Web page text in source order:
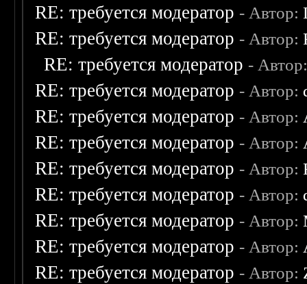
RE: требуется модератор - Автор:
RE: требуется модератор - Автор:
RE: требуется модератор -
RE: требуется модератор - Автор:
RE: требуется модератор - Автор:
RE: требуется модератор - Автор:
RE: требуется модератор - Автор:
RE: требуется модератор - Автор:
RE: требуется модератор - Автор:
RE: требуется модератор - Автор:
RE: требуется модератор - Автор: